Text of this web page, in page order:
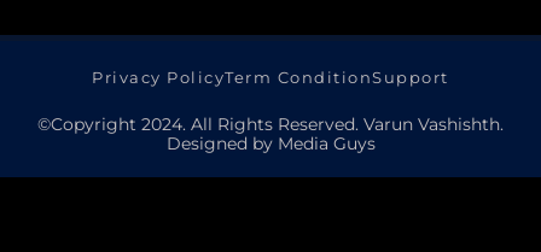
Privacy PolicyTerm ConditionSupport
©Copyright 2024. All Rights Reserved. Varun Vashishth.
Designed by Media Guys